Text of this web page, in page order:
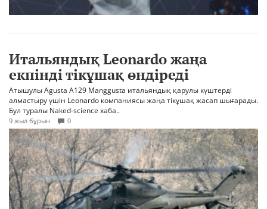
Итальяндық Leonardo жаңа
екпінді тікұшақ өндіреді
Атышулы Agusta A129 Manggusta итальяндық қарулы күштерді
алмастыру үшін Leonardo компаниясы жаңа тікұшақ жасап шығарады.
Бул туралы Naked-science хаба..
9 жыл бұрын 0